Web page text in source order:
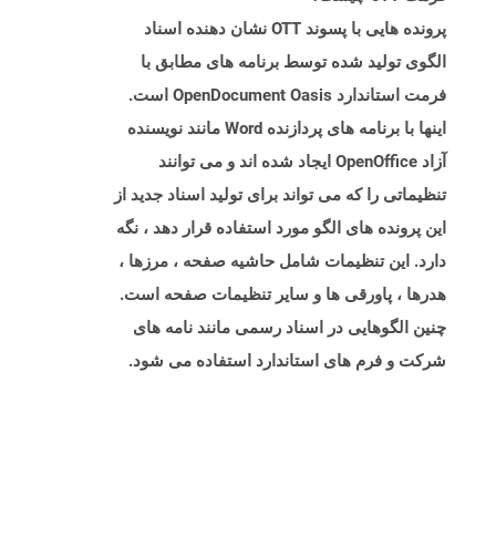
پرونده هایی با پسوند OTT نشان دهنده اسناد
الگوی تولید شده توسط برنامه های مطابق با
فرمت استاندارد OpenDocument Oasis است.
اینها با برنامه های پردازنده Word مانند نویسنده
آزاد OpenOffice ایجاد شده اند و می توانند
تنظیماتی را که می تواند برای تولید اسناد جدید از
این پرونده های الگو مورد استفاده قرار دهد ، نگه
دارد. این تنظیمات شامل حاشیه صفحه ، مرزها ،
هدرها ، پاورقی ها و سایر تنظیمات صفحه است.
چنین الگوهایی در اسناد رسمی مانند نامه های
شرکت و فرم های استاندارد استفاده می شود.